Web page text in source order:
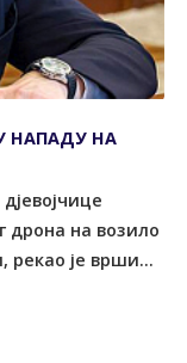
НАПАДУ НА
дрона на возило
рекао је врши...